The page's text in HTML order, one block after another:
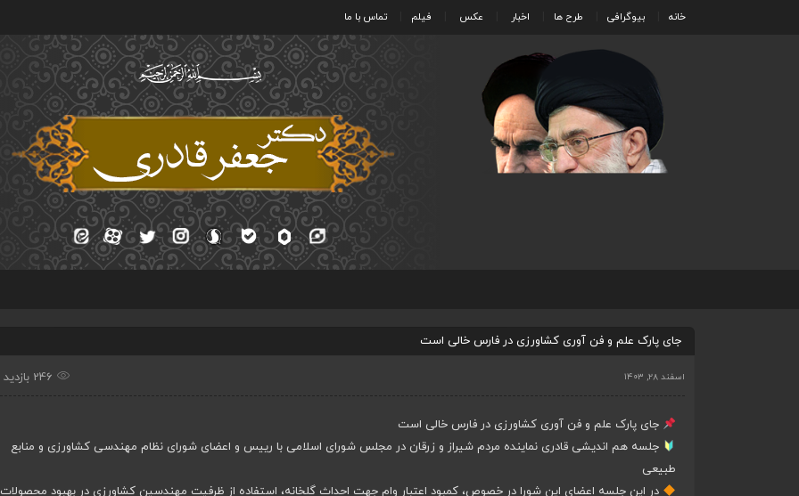
خانه بیوگرافی طرح ها اخبار عکس فیلم تماس با ما
جای پارک علم و فن آوری کشاورزی در فارس خالی است
اسفند ۲۸, ۱۴۰۳ 246 بازدید
جای پارک علم و فن آوری کشاورزی در فارس خالی است
جلسه هم اندیشی قادری نماینده مردم شیراز و زرقان در مجلس شورای اسلامی با رییس و اعضای شورای نظام مهندسی کشاورزی و منابع
طبیعی
در این جلسه اعضای این شورا در خصوص، کمبود اعتبار وام جهت احداث گلخانه، استفاده از ظرفیت مهندسین کشاورزی در بهبود محصولات